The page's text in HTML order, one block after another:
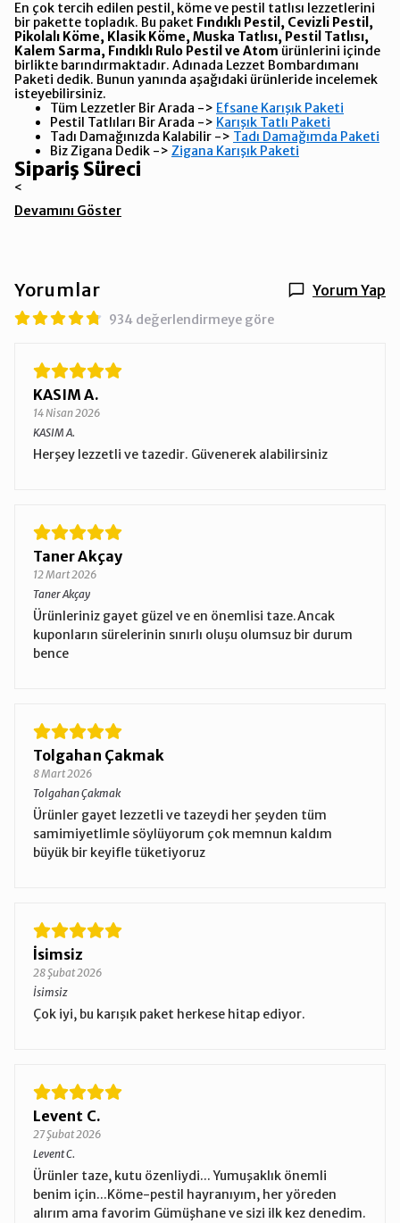
En çok tercih edilen pestil, köme ve pestil tatlısı lezzetlerini
bir pakette topladık. Bu paket Fındıklı Pestil, Cevizli Pestil,
Pikolalı Köme, Klasik Köme, Muska Tatlısı, Pestil Tatlısı,
Kalem Sarma, Fındıklı Rulo Pestil ve Atom ürünlerini içinde
birlikte barındırmaktadır. Adınada Lezzet Bombardımanı
Paketi dedik. Bunun yanında aşağıdaki ürünleride incelemek
isteyebilirsiniz.
Tüm Lezzetler Bir Arada -> Efsane Karışık Paketi
Pestil Tatlıları Bir Arada -> Karışık Tatlı Paketi
Tadı Damağınızda Kalabilir -> Tadı Damağımda Paketi
Biz Zigana Dedik -> Zigana Karışık Paketi
Sipariş Süreci
<
Devamını Göster
Yorumlar Yorum Yap
934 değerlendirmeye göre
KASIM A.
14 Nisan 2026
KASIM A.
Herşey lezzetli ve tazedir. Güvenerek alabilirsiniz
Taner Akçay
12 Mart 2026
Taner Akçay
Ürünleriniz gayet güzel ve en önemlisi taze.Ancak
kuponların sürelerinin sınırlı oluşu olumsuz bir durum
bence
Tolgahan Çakmak
8 Mart 2026
Tolgahan Çakmak
Ürünler gayet lezzetli ve tazeydi her şeyden tüm
samimiyetlimle söylüyorum çok memnun kaldım
büyük bir keyifle tüketiyoruz
İsimsiz
28 Şubat 2026
İsimsiz
Çok iyi, bu karışık paket herkese hitap ediyor.
Levent C.
27 Şubat 2026
Levent C.
Ürünler taze, kutu özenliydi... Yumuşaklık önemli
benim için...Köme-pestil hayranıyım, her yöreden
alırım ama favorim Gümüşhane ve sizi ilk kez denedim.